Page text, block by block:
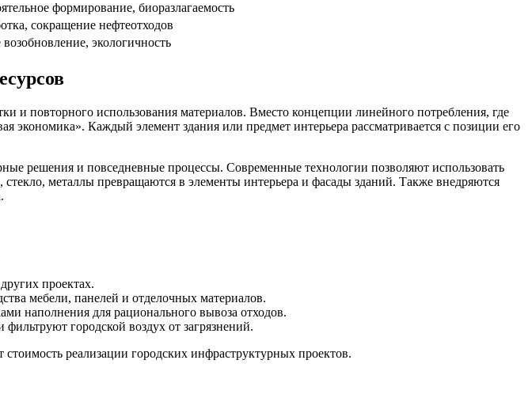
формирование, биоразлагаемость
сокращение нефтеотходов
экологичность
и повторного использования материалов. Вместо концепции линейного потребления, где
экономика». Каждый элемент здания или предмет интерьера рассматривается с позиции его
решения и повседневные процессы. Современные технологии позволяют использовать
металлы превращаются в элементы интерьера и фасады зданий. Также внедряются
проектах.
мебели, панелей и отделочных материалов.
наполнения для рационального вывоза отходов.
городской воздух от загрязнений.
реализации городских инфраструктурных проектов.